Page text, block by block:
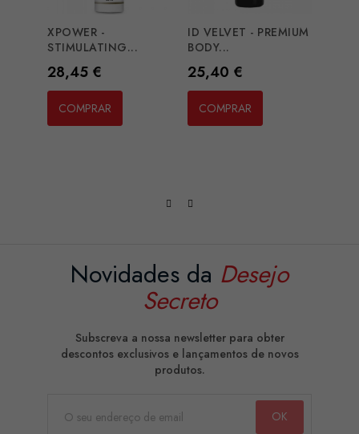
XPOWER -
STIMULATING...
Preço
28,45 €
COMPRAR
ID VELVET - PREMIUM
BODY...
Preço
25,40 €
COMPRAR
Novidades da Desejo
Secreto
Subscreva a nossa newsletter para obter
descontos exclusivos e lançamentos de novos
produtos.